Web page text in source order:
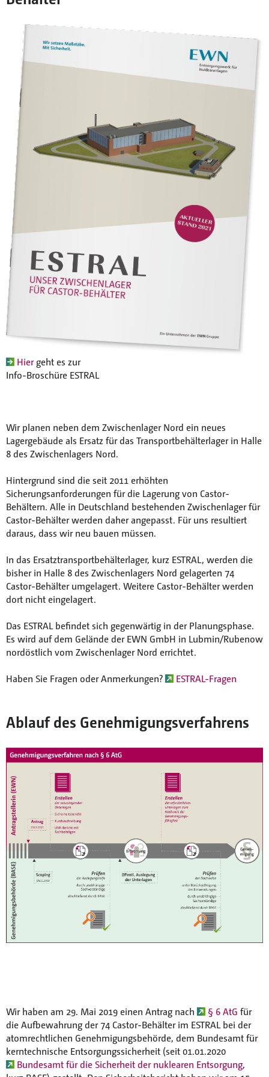
Mitarbeiterportal
Hiergeht es zur
Info-Broschüre ESTRAL
Wir planen neben dem Zwischenlager Nord ein neues
Lagergebäude als Ersatz für das Transportbehälterlager in Halle
8 des Zwischenlagers Nord.
Hintergrund sind die seit 2011 erhöhten
Sicherungsanforderungen für die Lagerung von Castor-
Behältern. Alle in Deutschland bestehenden Zwischenlager für
Castor-Behälter werden daher angepasst. Für uns resultiert
daraus, dass wir neu bauen müssen.
In das Ersatztransportbehälterlager, kurz ESTRAL, werden die
bisher in Halle 8 des Zwischenlagers Nord gelagerten 74
Castor-Behälter umgelagert. Weitere Castor-Behälter werden
dort nicht eingelagert.
Das ESTRAL befindet sich gegenwärtig in der Planungsphase.
Es wird auf dem Gelände der EWN GmbH in Lubmin/Rubenow
nordöstlich vom Zwischenlager Nord errichtet.
Haben Sie Fragen oder Anmerkungen? ESTRAL-Fragen
Ablauf des Genehmigungsverfahrens
Wir haben am 29. Mai 2019 einen Antrag nach § 6 AtG für
die Aufbewahrung der 74 Castor-Behälter im ESTRAL bei der
atomrechtlichen Genehmigungsbehörde, dem Bundesamt für
kerntechnische Entsorgungssicherheit (seit 01.01.2020
Bundesamt für die Sicherheit der nuklearen Entsorgung,